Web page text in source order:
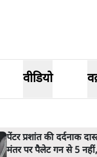
वीडियो
पेंटर प्रशांत की दर्दनाक
मंतर पर पैलेट गन से 5